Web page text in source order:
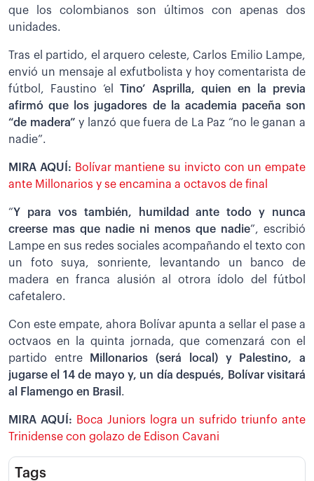
que los colombianos son últimos con apenas dos
unidades.
Tras el partido, el arquero celeste, Carlos Emilio Lampe,
envió un mensaje al exfutbolista y hoy comentarista de
fútbol, Faustino ‘elTino’ Asprilla, quien en la previa
afirmó que los jugadores de la academia paceña son
“de madera”y lanzó que fuera de La Paz “no le ganan a
nadie”.
MIRA AQUÍ: Bolívar mantiene su invicto con un empate
ante Millonarios y se encamina a octavos de final
“Y para vos también, humildad ante todo y nunca
creerse mas que nadie ni menos que nadie”, escribió
Lampe en sus redes sociales acompañando el texto con
un foto suya, sonriente, levantando un banco de
madera en franca alusión al otrora ídolo del fútbol
cafetalero.
Con este empate, ahora Bolívar apunta a sellar el pase a
octvaos en la quinta jornada, que comenzará con el
partido entre
Millonarios (será local) y Palestino, a
jugarse el 14 de mayo y, un día después, Bolívar visitará
al Flamengo en Brasil .
MIRA AQUÍ: Boca Juniors logra un sufrido triunfo ante
Trinidense con golazo de Edison Cavani
Tags